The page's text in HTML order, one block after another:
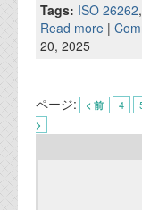
Tags: ISO 26262,
Read more |
20, 2025
ページ: < 前 4
>